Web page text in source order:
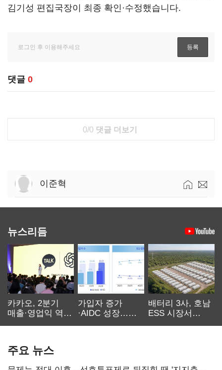
김기성 편집국장이 최종 확인·수정했습니다.
댓글 0
0/0 댓글 더보기
이준혁
뉴스리듬
카카오, 2분기
매출·영업익 역대
가입자 증가
·AIDC 성장…
배터리 3사, 호남
ESS 시장서
주요 뉴스